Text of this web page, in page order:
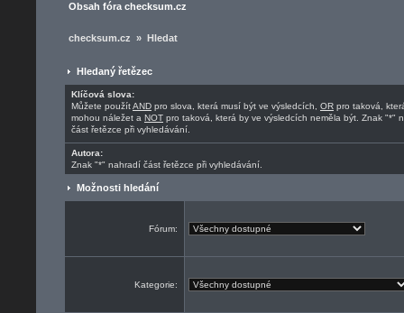
Obsah fóra checksum.cz
checksum.cz » Hledat
Hledaný řetězec
Klíčová slova:
Můžete použítAND pro slova, která musí být ve výsledcích, OR pro taková,
mohou náležet a NOT pro taková, která by ve výsledcích neměla být. Znak "*"
část řetězce při vyhledávání.
Autora:
Znak "*" nahradí část řetězce při vyhledávání.
Možnosti hledání
Fórum:
Kategorie: